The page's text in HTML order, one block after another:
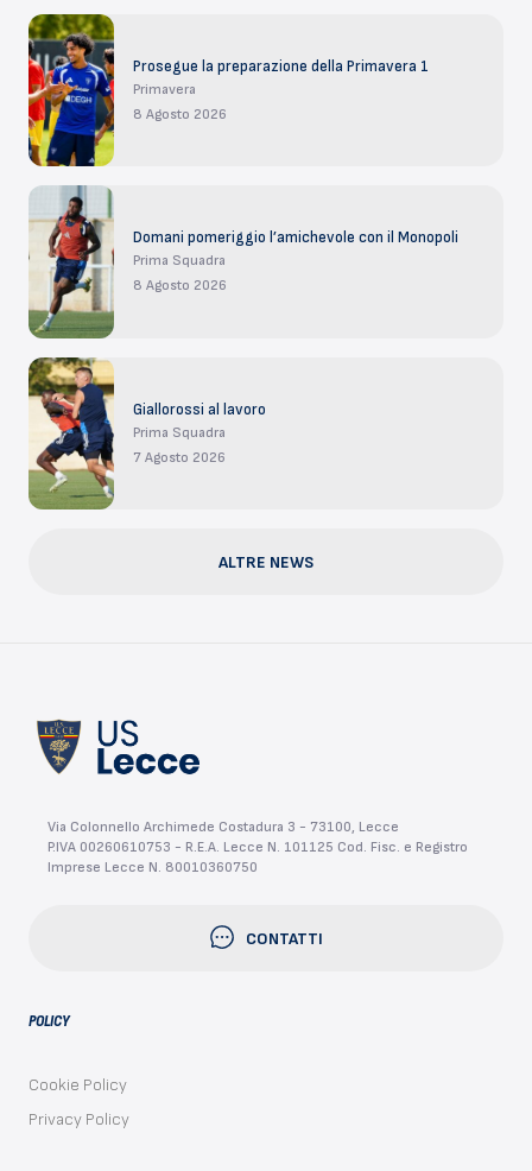
Prosegue la preparazione della Primavera 1
Primavera
8 Agosto 2026
Domani pomeriggio l’amichevole con il Monopoli
Prima Squadra
8 Agosto 2026
Giallorossi al lavoro
Prima Squadra
7 Agosto 2026
ALTRE NEWS
Via Colonnello Archimede Costadura 3 - 73100, Lecce
P.IVA 00260610753 - R.E.A. Lecce N. 101125 Cod. Fisc. e Registro
Imprese Lecce N. 80010360750
CONTATTI
POLICY
Cookie Policy
Privacy Policy